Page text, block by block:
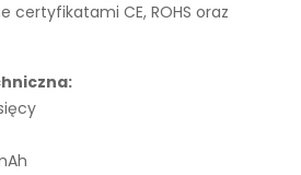
certyfikatami CE, ROHS oraz